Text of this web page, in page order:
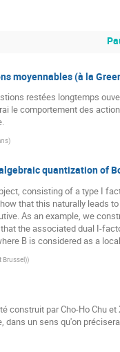
moyennables (à la
restées longtemps
le comportement des
)
quantization of
consisting of a type I
that this naturally leads
As an example, we
the associated dual I-
B is considered as a
Brussel))
construit par Cho-Ho Chu
dans un sens qu'on